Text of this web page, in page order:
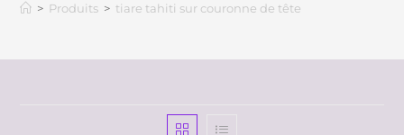
> Produits > tiare tahiti sur couronne de tête